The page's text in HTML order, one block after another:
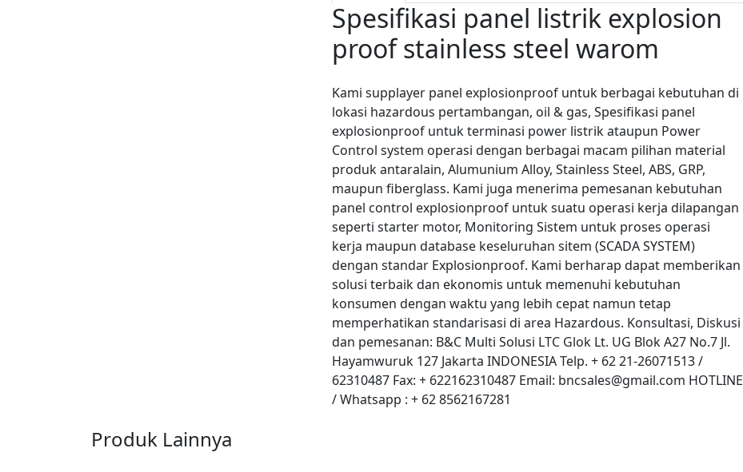
Spesifikasi panel listrik explosion
proof stainless steel warom
Kami supplayer panel explosionproof untuk berbagai kebutuhan di
lokasi hazardous pertambangan, oil & gas, Spesifikasi panel
explosionproof untuk terminasi power listrik ataupun Power
Control system operasi dengan berbagai macam pilihan material
produk antaralain, Alumunium Alloy, Stainless Steel, ABS, GRP,
maupun fiberglass. Kami juga menerima pemesanan kebutuhan
panel control explosionproof untuk suatu operasi kerja dilapangan
seperti starter motor, Monitoring Sistem untuk proses operasi
kerja maupun database keseluruhan sitem (SCADA SYSTEM)
dengan standar Explosionproof. Kami berharap dapat memberikan
solusi terbaik dan ekonomis untuk memenuhi kebutuhan
konsumen dengan waktu yang lebih cepat namun tetap
memperhatikan standarisasi di area Hazardous. Konsultasi, Diskusi
dan pemesanan: B&C Multi Solusi LTC Glok Lt. UG Blok A27 No.7 Jl.
Hayamwuruk 127 Jakarta INDONESIA Telp. + 62 21-26071513 /
62310487 Fax: + 622162310487 Email: bncsales@gmail.com HOTLINE
/ Whatsapp : + 62 8562167281
Produk Lainnya